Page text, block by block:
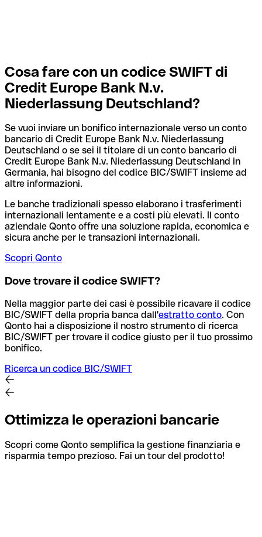
Cosa fare con un codice SWIFT di
Credit Europe Bank N.v.
Niederlassung Deutschland?
Se vuoi inviare un bonifico internazionale verso un conto
bancario di Credit Europe Bank N.v. Niederlassung
Deutschland o se sei il titolare di un conto bancario di
Credit Europe Bank N.v. Niederlassung Deutschland in
Germania, hai bisogno del codice BIC/SWIFT insieme ad
altre informazioni.
Le banche tradizionali spesso elaborano i trasferimenti
internazionali lentamente e a costi più elevati. Il conto
aziendale Qonto offre una soluzione rapida, economica e
sicura anche per le transazioni internazionali.
Scopri Qonto
Dove trovare il codice SWIFT?
Nella maggior parte dei casi è possibile ricavare il codice
BIC/SWIFT della propria banca dall'estratto conto. Con
Qonto hai a disposizione il nostro strumento di ricerca
BIC/SWIFT per trovare il codice giusto per il tuo prossimo
bonifico.
Ricerca un codice BIC/SWIFT
Ottimizza le operazioni bancarie
Scopri come Qonto semplifica la gestione finanziaria e
risparmia tempo prezioso. Fai un tour del prodotto!